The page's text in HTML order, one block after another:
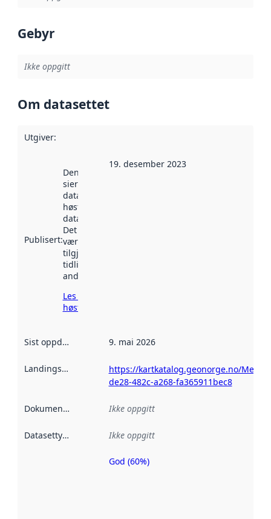
Gebyr
Ikke oppgitt
Om datasettet
Utgiver:
Publisert:
Denne datoen
sier når
datasettet ble
høstet av
data.norge.no.
Det kan ha
vært
tilgjengelig
tidligere
andre steder.
Les mer om
høsting her
19. desember 2023
Sist oppdatert 9. mai 2026
Landingsside
https://kartkatalog.geonorge.no/
de28-482c-a268-fa365911bec8
Dokumentasjon Ikke oppgitt
Datasettype Ikke oppgitt
Metadatakvalitet
God (60%)